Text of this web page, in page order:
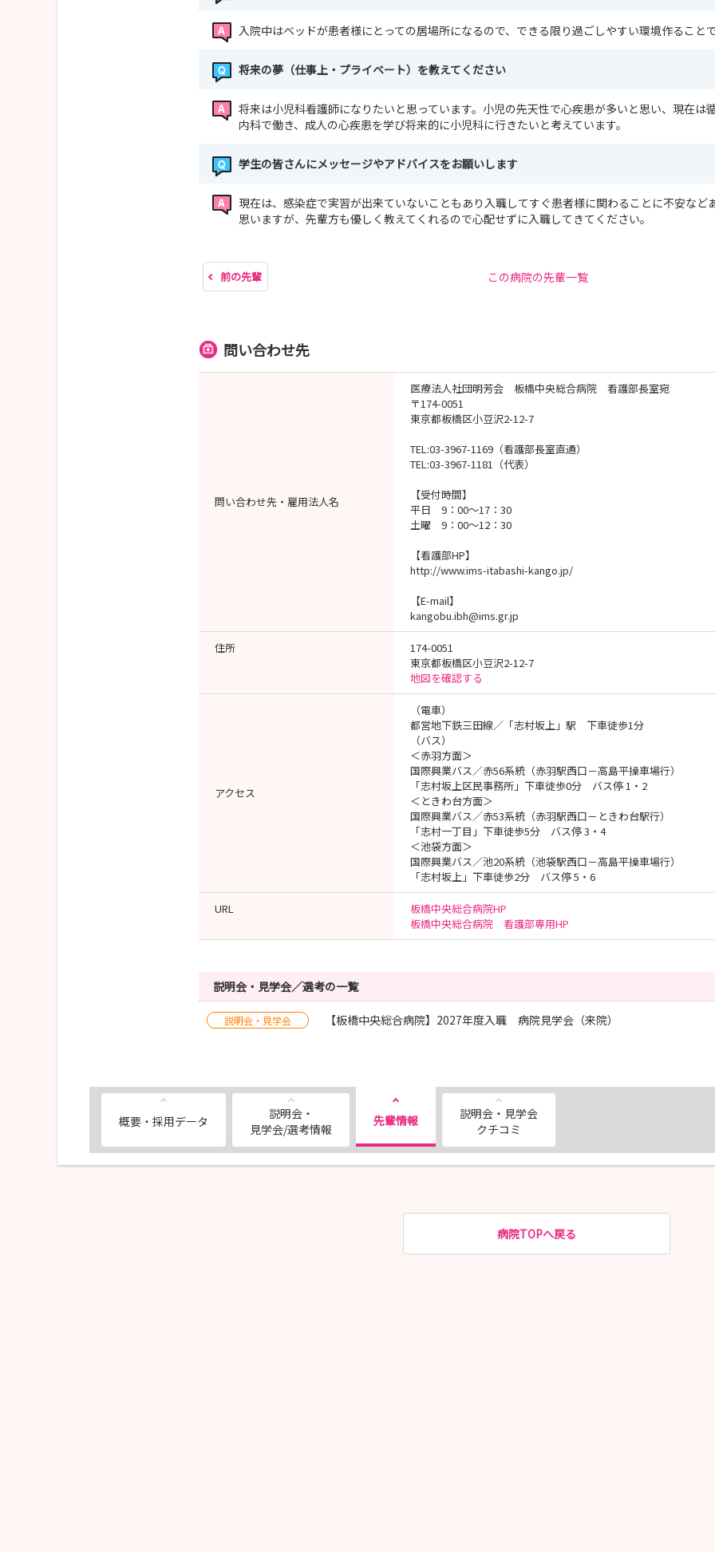
入院中はベッドが患者様にとっての居場所になるので、できる限り過ごしやすい環境作ることで
将来の夢（仕事上・プライベート）を教えてください
将来は小児科看護師になりたいと思っています。小児の先天性で心疾患が多いと思い、現在は
内科で働き、成人の心疾患を学び将来的に小児科に行きたいと考えています。
学生の皆さんにメッセージやアドバイスをお願いします
現在は、感染症で実習が出来ていないこともあり入職してすぐ患者様に関わることに不安など
思いますが、先輩方も優しく教えてくれるので心配せずに入職してきてください。
前の先輩 この病院の先輩一覧
問い合わせ先
問い合わせ先・雇用法人名
医療法人社団明芳会 板橋中央総合病院 看護部長室宛
〒174-0051
東京都板橋区小豆沢2-12-7
TEL:03-3967-1169（看護部長室直通）
TEL:03-3967-1181（代表）
【受付時間】
平日 9：00～17：30
土曜 9：00～12：30
【看護部HP】
http://www.ims-itabashi-kango.jp/
【E-mail】
kangobu.ibh@ims.gr.jp
住所
174-0051
東京都板橋区小豆沢2-12-7
地図を確認する
アクセス
（電車）
都営地下鉄三田線／「志村坂上」駅 下車徒歩1分
（バス）
＜赤羽方面＞
国際興業バス／赤56系統（赤羽駅西口－高島平操車場行）
「志村坂上区民事務所」下車徒歩0分 バス停 1・2
＜ときわ台方面＞
国際興業バス／赤53系統（赤羽駅西口－ときわ台駅行）
「志村一丁目」下車徒歩5分 バス停 3・4
＜池袋方面＞
国際興業バス／池20系統（池袋駅西口－高島平操車場行）
「志村坂上」下車徒歩2分 バス停 5・6
URL
板橋中央総合病院HP
板橋中央総合病院 看護部専用HP
説明会・見学会／選考の一覧
説明会・見学会 【板橋中央総合病院】2027年度入職 病院見学会（来院）
概要・採用データ
説明会・
見学会/選考情報
先輩情報
説明会・見学会
クチコミ
病院TOPへ戻る